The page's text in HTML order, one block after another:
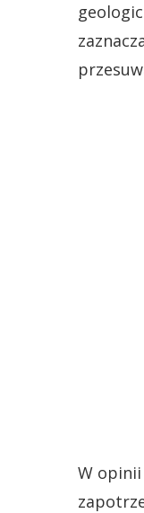
W opinii